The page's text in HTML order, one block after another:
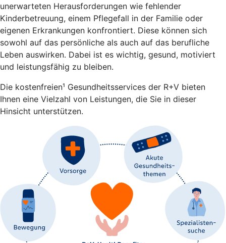
unerwarteten Herausforderungen wie fehlender
Kinderbetreuung, einem Pflegefall in der Familie oder
eigenen Erkrankungen konfrontiert. Diese können sich
sowohl auf das persönliche als auch auf das berufliche
Leben auswirken. Dabei ist es wichtig, gesund, motiviert
und leistungsfähig zu bleiben.
Die kostenfreien¹ Gesundheitsservices der R+V bieten
Ihnen eine Vielzahl von Leistungen, die Sie in dieser
Hinsicht unterstützen.